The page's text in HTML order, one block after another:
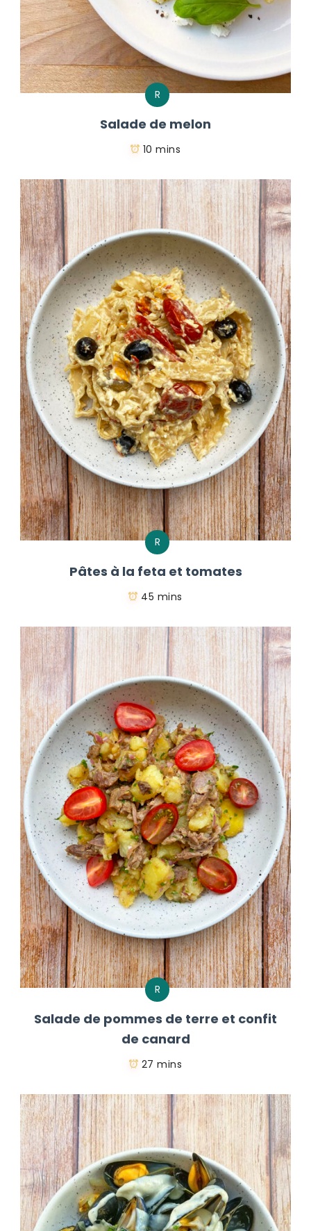
R
Salade de melon
10 mins
R
Pâtes à la feta et tomates
45 mins
R
Salade de pommes de terre et confit
de canard
27 mins